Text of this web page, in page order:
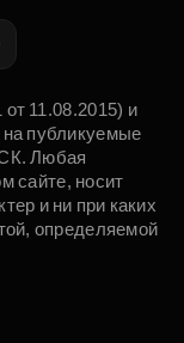
11.08.2015) и
публикуемые
Любая
сайте, носит
и ни при каких
определяемой